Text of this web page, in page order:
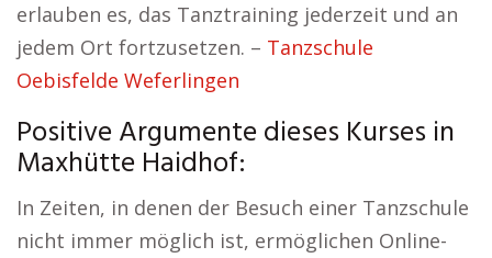
erlauben es, das Tanztraining jederzeit und an
jedem Ort fortzusetzen. – Tanzschule
Oebisfelde Weferlingen
Positive Argumente dieses Kurses in
Maxhütte Haidhof:
In Zeiten, in denen der Besuch einer Tanzschule
nicht immer möglich ist, ermöglichen Online-